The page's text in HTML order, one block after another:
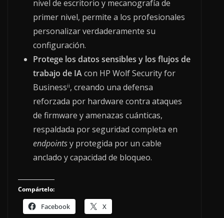
nivel de escritorio y mecanografía de
primer nivel, permite a los profesionales
personalizar verdaderamente su
configuración.
Protege los datos sensibles y los flujos de
trabajo de IAcon HP Wolf Security for
Businessii, creando una defensa
reforzada por hardware contra ataques
de firmware y amenazas cuánticas,
respaldada por seguridad completa en
endpointsy protegida por un cable
anclado y capacidad de bloqueo.
Compártelo:
Facebook X